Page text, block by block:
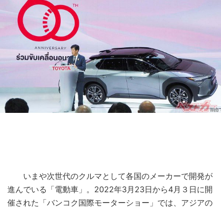
いまや次世代のクルマとして各国のメーカーで開発が
進んでいる「電動車」。2022年3月23日から4月３日に開
催された「バンコク国際モーターショー」では、アジアの